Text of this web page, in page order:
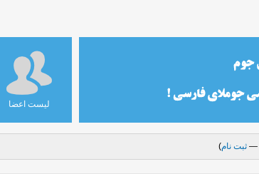
لیست اعضا
— ثبت نام)